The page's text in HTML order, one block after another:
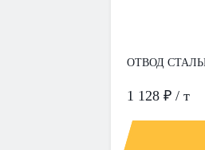
ОТВОД
1 128 ₽ / т